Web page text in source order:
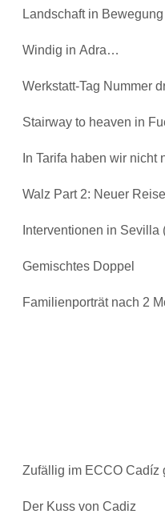
Landschaft in Bewegung
Windig in Adra…
Werkstatt-Tag Nummer
Stairway to heaven in
In Tarifa haben wir nicht
Walz Part 2: Neuer
Interventionen in Sevilla
Gemischtes Doppel
Familienporträt nach 2
Zufällig im ECCO
Der Kuss von Cadiz